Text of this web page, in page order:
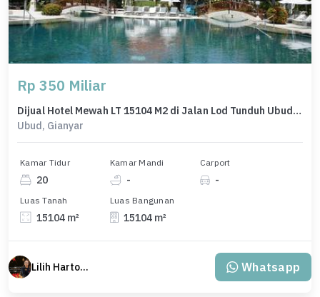
Rp 350 Miliar
Dijual Hotel Mewah LT 15104 M2 di Jalan Lod Tunduh Ubud Bali
Ubud, Gianyar
Kamar Tidur
20
Kamar Mandi
-
Carport
-
Luas Tanah
15104 m²
Luas Bangunan
15104 m²
Lilih Hartono Whatsapp